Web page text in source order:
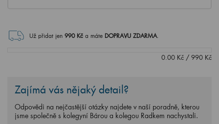
Už přidat jen 990Kč a máte DOPRAVU ZDARMA.
0.00 Kč / 990 Kč
Zajímá vás nějaký detail?
Odpovědi na nejčastější otázky najdete v naší poradně, kterou
jsme společně s kolegyní Bárou a kolegou Radkem nachystali.